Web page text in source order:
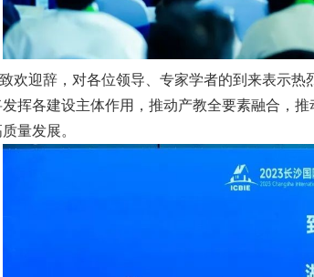
欢迎辞，对各位领导、专家学者的到来表示
挥各建设主体作用，推动产教全要素融合，
量发展。